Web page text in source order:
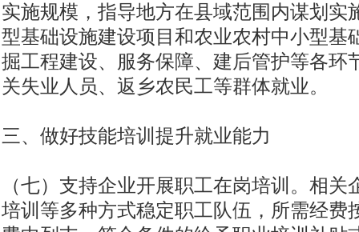
实施规模，指导地方在县域范围内谋划实
型基础设施建设项目和农业农村中小型基
掘工程建设、服务保障、建后管护等各环
关失业人员、返乡农民工等群体就业。
三、做好技能培训提升就业能力
（七）支持企业开展职工在岗培训。相
培训等多种方式稳定职工队伍，所需经费